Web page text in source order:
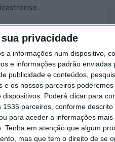
privacidade
a informações num dispositivo,
e informações padrão enviadas
publicidade e conteúdos,
e os nossos parceiros
Poderá clicar para
parceiros, conforme descrito
para aceder a informações
Tenha em atenção que algum
mas que tem o direito de se
Futebol de Castelo
o
com o
o
três campos da
do desporto aos
7